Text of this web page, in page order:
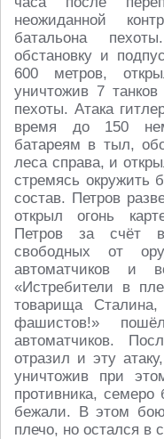
неожиданной
батальона
обстановку и
600 метров,
уничтожив 7
пехоты. Атака
время до 150
батареям в тыл,
леса справа, и
стремясь окружить
состав. Петров
открыл огонь
Петров за счёт
свободных от
автоматчиков и
«Истребители в
товарища
фашистов!»
автоматчиков.
отразил и эту
уничтожив при
противника,
бежали. В этом
плечо, но остался в